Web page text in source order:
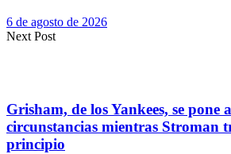
6 de agosto de 2026
Next Post
Grisham, de los Yankees, se pone
circunstancias mientras Stroman
principio